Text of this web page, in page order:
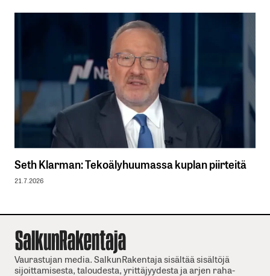
Seth Klarman: Tekoälyhuumassa kuplan piirteitä
21.7.2026
Vaurastujan media. SalkunRakentaja sisältää sisältöjä
sijoittamisesta, taloudesta, yrittäjyydesta ja arjen raha-